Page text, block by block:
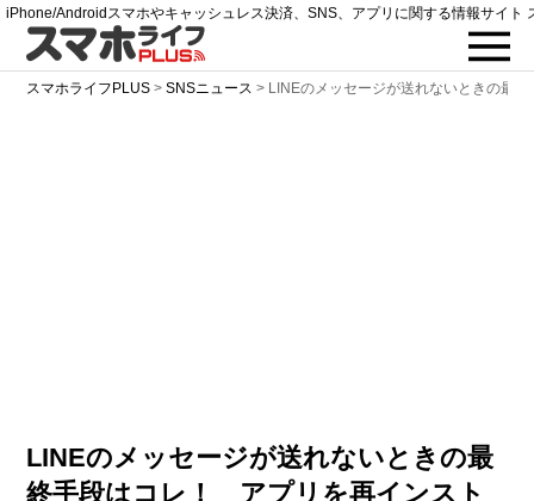
iPhone/Androidスマホやキャッシュレス決済、SNS、アプリに関する情報サイト
スマホライフPLUS >SNSニュース > LINEのメッセージが送れないときの最
LINEのメッセージが送れないときの最
終手段はコレ！ アプリを再インスト